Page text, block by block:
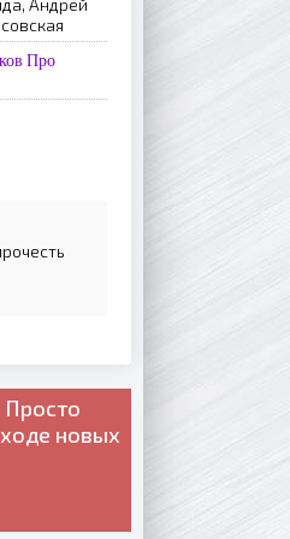
Андрей
Про
Просто
новых